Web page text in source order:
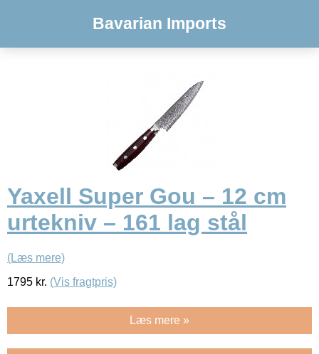
Bavarian Imports
Yaxell Super Gou – 12 cm
urtekniv – 161 lag stål
(Læs mere)
1795 kr. (Vis fragtpris)
Læs mere »